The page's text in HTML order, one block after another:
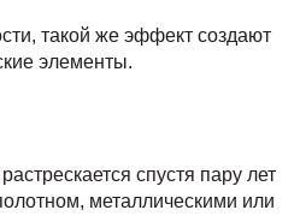
такой же эффект создают
элементы.
спустя пару лет
металлическими или